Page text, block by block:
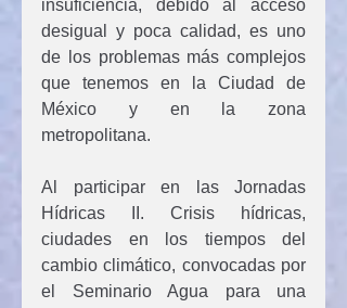
insuficiencia, debido al acceso
desigual y poca calidad, es uno
de los problemas más complejos
que tenemos en la Ciudad de
México y en la zona
metropolitana.
Al participar en las Jornadas
Hídricas II. Crisis hídricas,
ciudades en los tiempos del
cambio climático, convocadas por
el Seminario Agua para una